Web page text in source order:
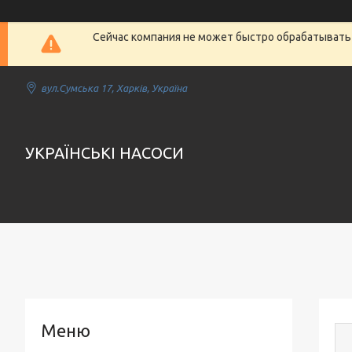
Сейчас компания не может быстро
вул.Сумська 17, Харків, Україна
УКРАЇНСЬКІ НАСОСИ